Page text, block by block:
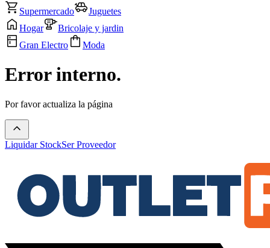
Supermercado
Juguetes
Hogar
Bricolaje y jardin
Gran Electro
Moda
Error interno.
Por favor actualiza la página
Liquidar StockSer Proveedor